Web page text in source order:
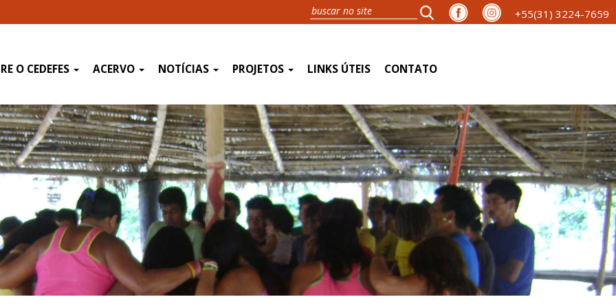
+55(31) 3224-7659
O CEDEFES ACERVO NOTÍCIAS PROJETOS LINKS ÚTEIS CONTATO